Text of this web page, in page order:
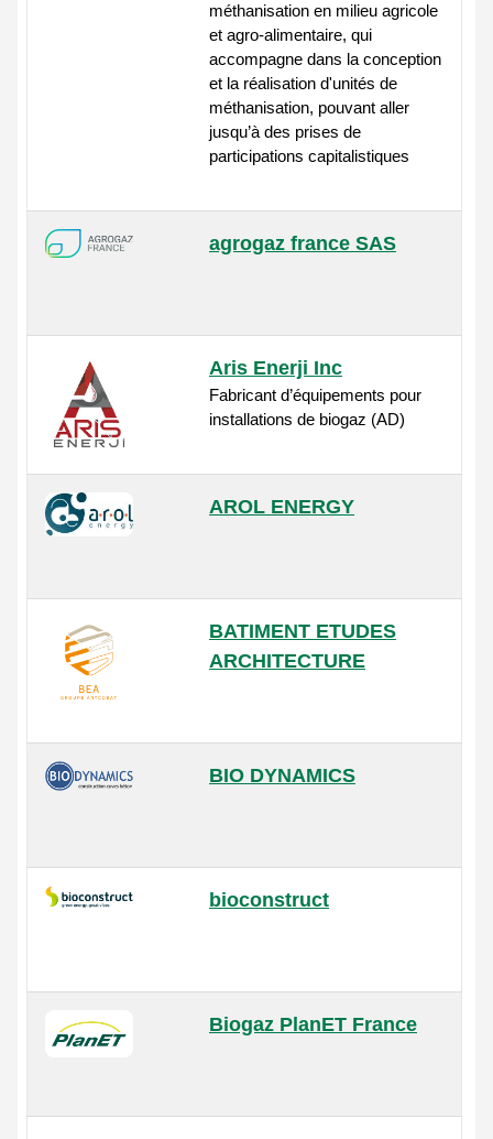
méthanisation en milieu agricole
et agro-alimentaire, qui
accompagne dans la conception
et la réalisation d'unités de
méthanisation, pouvant aller
jusqu’à des prises de
participations capitalistiques
agrogaz france SAS
Aris Enerji Inc
Fabricant d’équipements pour
installations de biogaz (AD)
AROL ENERGY
BATIMENT ETUDES
ARCHITECTURE
BIO DYNAMICS
bioconstruct
Biogaz PlanET France